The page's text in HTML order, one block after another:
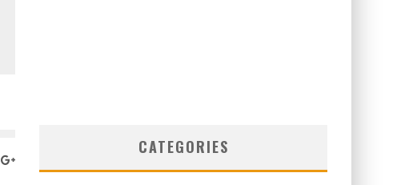
CATEGORIES